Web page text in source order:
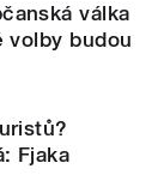
válka
volby budou
Fjaka